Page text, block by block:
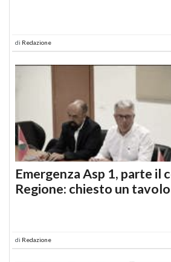
di Redazione
Emergenza Asp 1, parte il
Regione: chiesto un
di Redazione